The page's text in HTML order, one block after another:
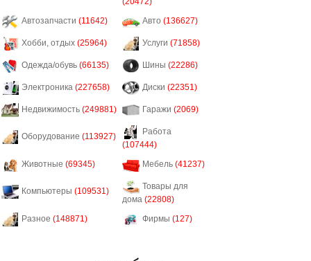
Автозапчасти (11642) Авто (136627)
Хобби, отдых (25964) Услуги (71858)
Одежда/обувь (66135) Шины (22286)
Электроника (227658) Диски (22351)
Недвижимость (249881) Гаражи (2069)
Оборудование (113927)
Работа
(107444)
Животные (69345) Мебель (41237)
Компьютеры (109531)
Товары для
дома (22808)
Разное (148871) Фирмы (127)